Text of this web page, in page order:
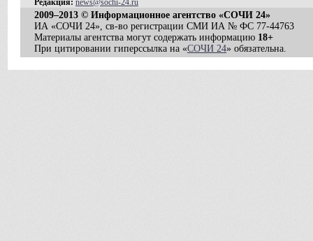
Редакция: news@sochi-24.ru
2009–2013 © Информационное агентство «СОЧИ 24»
ИА «СОЧИ 24», св-во регистрации СМИ ИА № ФС 77-44763
Материалы агентства могут содержать информацию 18+
При цитировании гиперссылка на «СОЧИ 24» обязательна.